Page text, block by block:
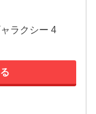
ラクシー 4